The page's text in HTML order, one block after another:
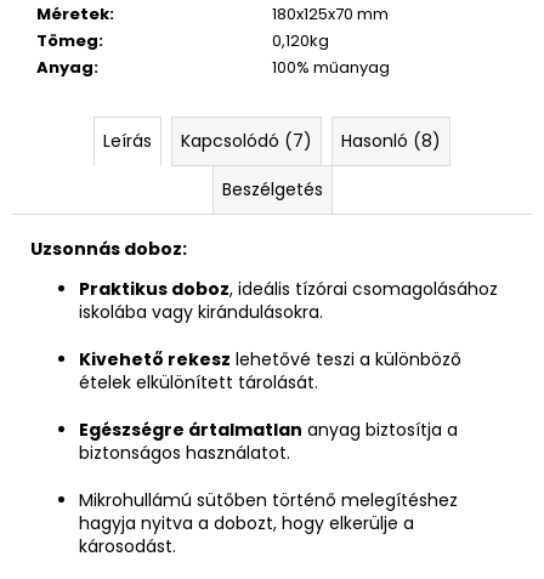
Méretek:
180x125x70 mm
Tömeg:
0,120kg
Anyag: 100% műanyag
Leírás Kapcsolódó (7)
Hasonló (8)
Beszélgetés
Uzsonnás doboz:
Praktikus doboz, ideális tízórai csomagolásához
iskolába vagy kirándulásokra.
Kivehető rekesz lehetővé teszi a különböző
ételek elkülönített tárolását.
Egészségre ártalmatlan anyag biztosítja a
biztonságos használatot.
Mikrohullámú sütőben történő melegítéshez
hagyja nyitva a dobozt, hogy elkerülje a
károsodást.